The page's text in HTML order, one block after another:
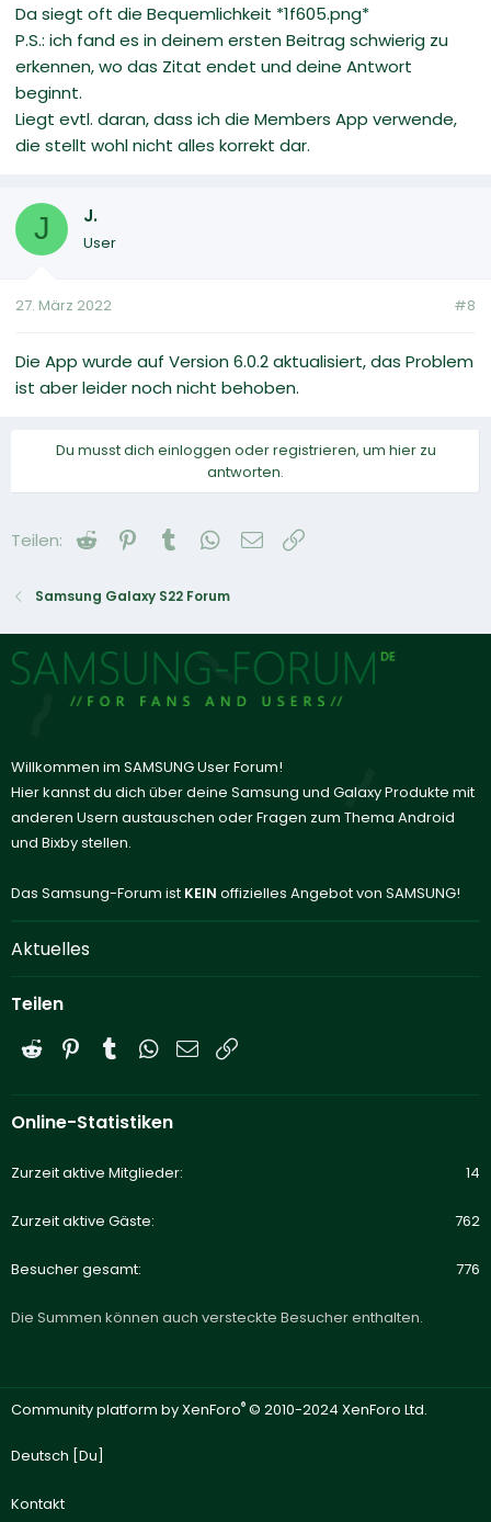
Da siegt oft die Bequemlichkeit *1f605.png*
P.S.: ich fand es in deinem ersten Beitrag schwierig zu
erkennen, wo das Zitat endet und deine Antwort
beginnt.
Liegt evtl. daran, dass ich die Members App verwende,
die stellt wohl nicht alles korrekt dar.
J J.
User
27. März 2022 #8
Die App wurde auf Version 6.0.2 aktualisiert, das Problem
ist aber leider noch nicht behoben.
Du musst dich einloggen oder registrieren, um hier zu
antworten.
Teilen: Reddit Pinterest
Tumblr WhatsApp
E-Mail
Samsung Galaxy S22 Forum
Willkommen im SAMSUNG User Forum!
Hier kannst du dich über deine Samsung und Galaxy Produkte mit
anderen Usern austauschen oder Fragen zum Thema Android
und Bixby stellen.
Das Samsung-Forum ist KEIN offizielles Angebot von SAMSUNG!
Aktuelles
Teilen
Reddit PinterestTumblrWhatsApp
E-Mail
Online-Statistiken
Zurzeit aktive Mitglieder 14
Zurzeit aktive Gäste 762
Besucher gesamt 776
Die Summen können auch versteckte Besucher enthalten.
Community platform by XenForo® © 2010-2024 XenForo Ltd.
Deutsch [Du]
Kontakt